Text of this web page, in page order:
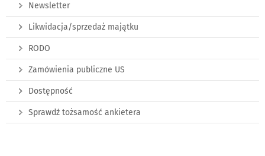
Newsletter
Likwidacja/sprzedaż majątku
RODO
Zamówienia publiczne US
Dostępność
Sprawdź tożsamość ankietera